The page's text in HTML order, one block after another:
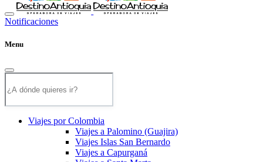
Notificaciones
Menu
Viajes por Colombia
Viajes a Palomino (Guajira)
Viajes Islas San Bernardo
Viajes a Capurganá